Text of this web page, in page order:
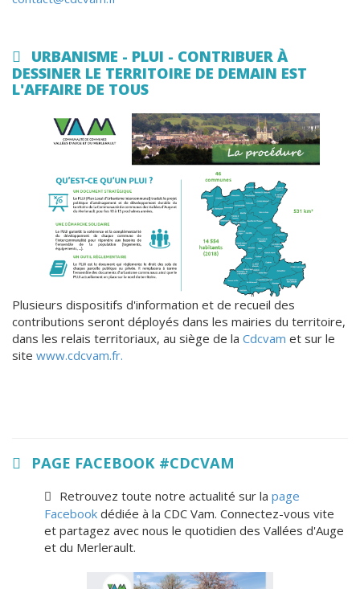
URBANISME - PLUI - CONTRIBUER À
DESSINER LE TERRITOIRE DE DEMAIN EST
L'AFFAIRE DE TOUS
Plusieurs dispositifs d'information et de recueil des
contributions seront déployés dans les mairies du territoire,
dans les relais territoriaux, au siège de la Cdcvam et sur le
site www.cdcvam.fr.
PAGE FACEBOOK #CDCVAM
Retrouvez toute notre actualité sur la page
Facebook dédiée à la CDC Vam. Connectez-vous vite
et partagez avec nous le quotidien des Vallées d'Auge
et du Merlerault.